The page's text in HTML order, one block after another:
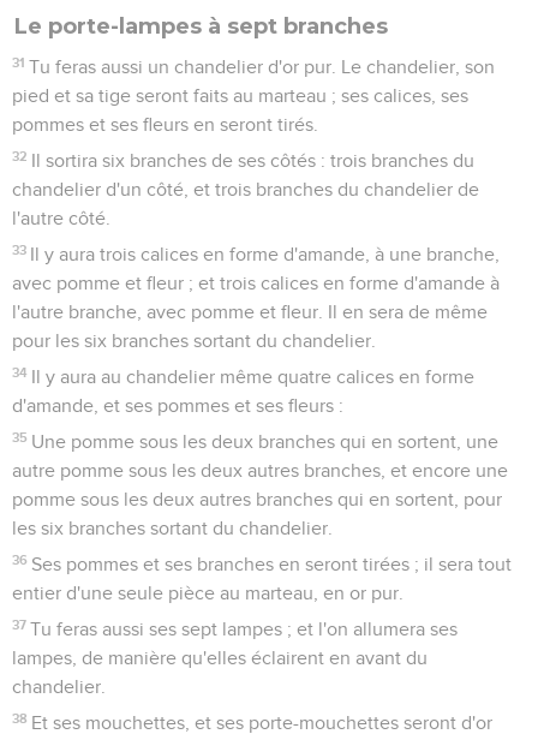
Le porte-lampes à sept branches
31 Tu feras aussi un chandelier d'or pur. Le chandelier, son
pied et sa tige seront faits au marteau ; ses calices, ses
pommes et ses fleurs en seront tirés.
32 Il sortira six branches de ses côtés : trois branches du
chandelier d'un côté, et trois branches du chandelier de
l'autre côté.
33 Il y aura trois calices en forme d'amande, à une branche,
avec pomme et fleur ; et trois calices en forme d'amande à
l'autre branche, avec pomme et fleur. Il en sera de même
pour les six branches sortant du chandelier.
34 Il y aura au chandelier même quatre calices en forme
d'amande, et ses pommes et ses fleurs :
35 Une pomme sous les deux branches qui en sortent, une
autre pomme sous les deux autres branches, et encore une
pomme sous les deux autres branches qui en sortent, pour
les six branches sortant du chandelier.
36 Ses pommes et ses branches en seront tirées ; il sera tout
entier d'une seule pièce au marteau, en or pur.
37 Tu feras aussi ses sept lampes ; et l'on allumera ses
lampes, de manière qu'elles éclairent en avant du
chandelier.
38 Et ses mouchettes, et ses porte-mouchettes seront d'or